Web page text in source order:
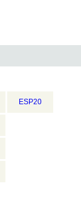
ESP20